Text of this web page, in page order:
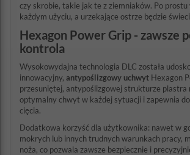
czy skrobie, takie jak te z ziemniaków. Po
każdym użyciu, a urzekające ostrze będzie
Hexagon Power Grip - zawsze
kontrola
Wysokowydajna technologia DLC została
innowacyjny, antypoślizgowy uchwyt Hexagon
przesuniętej, antypoślizgowej strukturze plastra
optymalny chwyt w każdej sytuacji i zapewnia
cięcia.
Dodatkowa korzyść dla użytkownika: nawet w
mokrych lub innych trudnych warunkach pracy,
noża, co pozwala zawsze bezpiecznie i